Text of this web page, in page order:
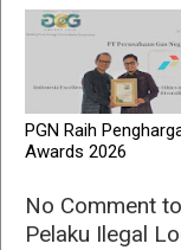
PGN Raih
Awards 2026
No Comment
Pelaku Ilegal